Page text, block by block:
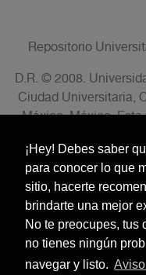
¡Hey! Debes saber
para conocer lo que
sitio, hacerte
brindarte una mejor
No te preocupes, tus
no tienes ningún
navegar y listo.
Repositorio
D.R. © 2008.
Ciudad Universitaria,
México, México.
fines no lucrativos